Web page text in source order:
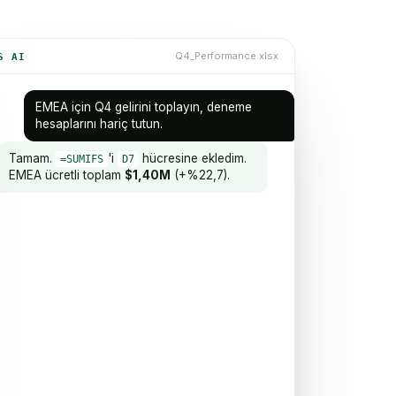
AI Q4_Performance.xlsx
EMEA için Q4 gelirini toplayın, deneme
hesaplarını hariç tutun.
Tamam. =SUMIFS 'i D7
hücresine ekledim.
EMEA ücretli toplam $1,40M (+%22,7).